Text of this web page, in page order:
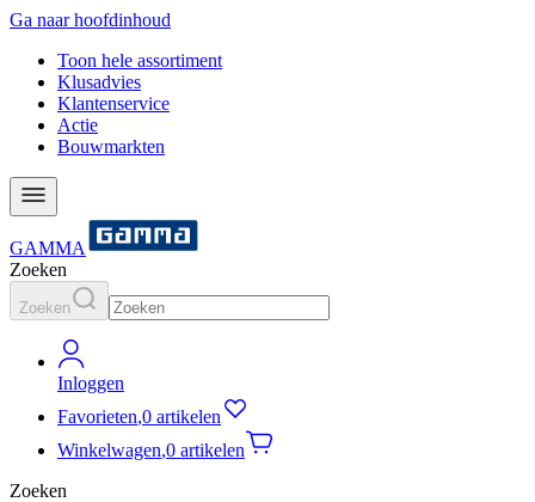
Ga naar hoofdinhoud
Toon hele assortiment
Klusadvies
Klantenservice
Actie
Bouwmarkten
GAMMA
Zoeken
Zoeken
Inloggen
Favorieten,0 artikelen
Winkelwagen,0 artikelen
Zoeken